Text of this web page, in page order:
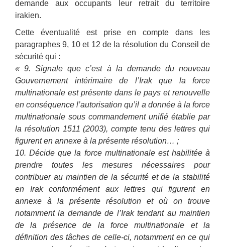
demande aux occupants leur retrait du territoire
irakien.
Cette éventualité est prise en compte dans les
paragraphes 9, 10 et 12 de la résolution du Conseil de
sécurité qui :
« 9. Signale que c’est à la demande du nouveau
Gouvernement intérimaire de l’Irak que la force
multinationale est présente dans le pays et renouvelle
en conséquence l’autorisation qu’il a donnée à la force
multinationale sous commandement unifié établie par
la résolution 1511 (2003), compte tenu des lettres qui
figurent en annexe à la présente résolution… ;
10. Décide que la force multinationale est habilitée à
prendre toutes les mesures nécessaires pour
contribuer au maintien de la sécurité et de la stabilité
en Irak conformément aux lettres qui figurent en
annexe à la présente résolution et où on trouve
notamment la demande de l’Irak tendant au maintien
de la présence de la force multinationale et la
définition des tâches de celle-ci, notamment en ce qui